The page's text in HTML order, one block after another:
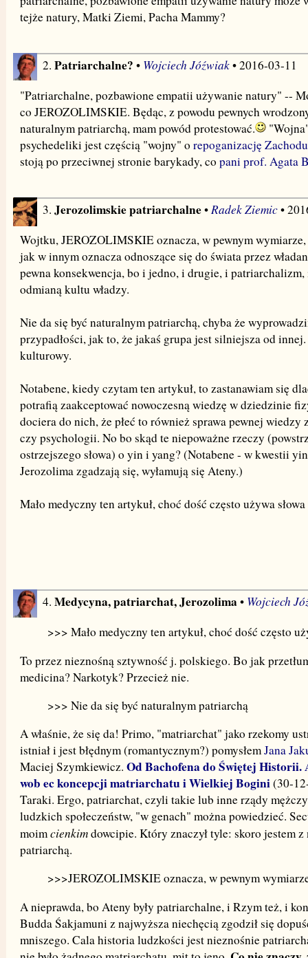
tejże natury, Matki Ziemi, Pacha Mammy?
2. Patriarchalne? • Wojciech Jóźwiak• 2016-03-11
"Patriarchalne, pozbawione empatii używanie natury" --
co JEROZOLIMSKIE. Będąc, z powodu pewnych
naturalnym patriarchą, mam powód protestować.
psychedeliki jest częścią "wojny" o repoganizację Zachodu
stoją po przeciwnej stronie barykady, co pani prof. Agata
3. Jerozolimskie patriarchalne• Radek Ziemic•
Wojtku, JEROZOLIMSKIE oznacza, w pewnym wymiarze,
jak w innym oznacza odnoszące się do świata przez
pewna konsekwencja, bo i jedno, i drugie, i patriarchalizm,
odmianą kultu władzy.
Nie da się być naturalnym patriarchą, chyba że
przypadłości, jak to, że jakaś grupa jest silniejsza od
kulturowy.
Notabene, kiedy czytam ten artykuł, to zastanawiam się
potrafią zaakceptować nowoczesną wiedzę w dziedzinie
dociera do nich, że płeć to również sprawa pewnej
czy psychologii. No bo skąd te niepoważne rzeczy
ostrzejszego słowa) o yin i yang? (Notabene - w kwestii
Jerozolima zgadzają się, wyłamują się Ateny.)
Mało medyczny ten artykuł, choć dość często używa
4. Medycyna, patriarchat, Jerozolima • Wojciech
>>> Mało medyczny ten artykuł, choć dość często
To przez nieznośną sztywność j. polskiego. Bo jak
medicina? Narkotyk? Przecież nie.
>>> Nie da się być naturalnym patriarchą
A właśnie, że się da! Primo, "matriarchat" jako rzekomy
istniał i jest błędnym (romantycznym?) pomysłemJana
Maciej Szymkiewicz. Od Bachofena do Świętej
wob ec koncepcji matriarchatu i Wielkiej Bogini(30-
Taraki. Ergo, patriarchat, czyli takie lub inne rządy
ludzkich społeczeństw, "w genach" można powiedzieć.
moimcienkimdowcipie. Który znaczył tyle: skoro jestem
patriarchą.
>>>JEROZOLIMSKIE oznacza, w pewnym
A nieprawda, bo Ateny były patriarchalne, i Rzym też, i
Budda Śakjamuni z najwyższa niechęcią zgodził się
mniszego. Cala historia ludzkości jest nieznośnie